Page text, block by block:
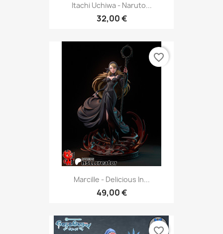
Itachi Uchiwa - Naruto...
32,00 €
Marcille - Delicious In...
49,00 €
favorite_border
favorite_border